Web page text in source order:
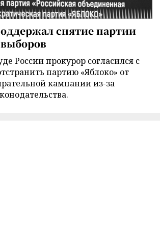
снятие партии
России прокурор согласился с
партию «Яблоко» от
кампании из-за